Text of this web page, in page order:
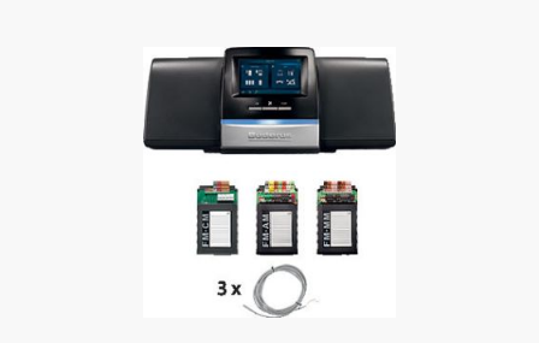
Bildergalerie überspringen